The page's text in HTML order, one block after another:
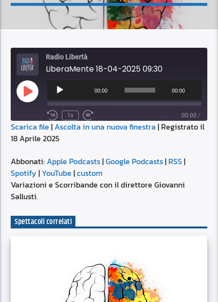
Radio Libertà
LiberaMente 18-04-2025 09:30
Play
Episode
Audio
Player
00:00 00:00
1x 00:00 /
SUBSCRIBE SHARE
Apple Podcasts
YouTube
RSS FEED
SHARE
LINK
EMBED
Scarica file |Ascolta in una nuova finestra | Registrato il
18 Aprile 2025
Abbonati:Apple Podcasts|Google Podcasts| RSS|
Spotify | YouTube |custom
Variazioni e Scorribande con il direttore Giovanni
Sallusti.
Spettacoli correlati